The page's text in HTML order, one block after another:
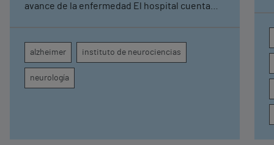
avance de la enfermedad El hospital cuenta
seguimiento clínico de cada paciente
alzheimer instituto de neurociencias
neurología